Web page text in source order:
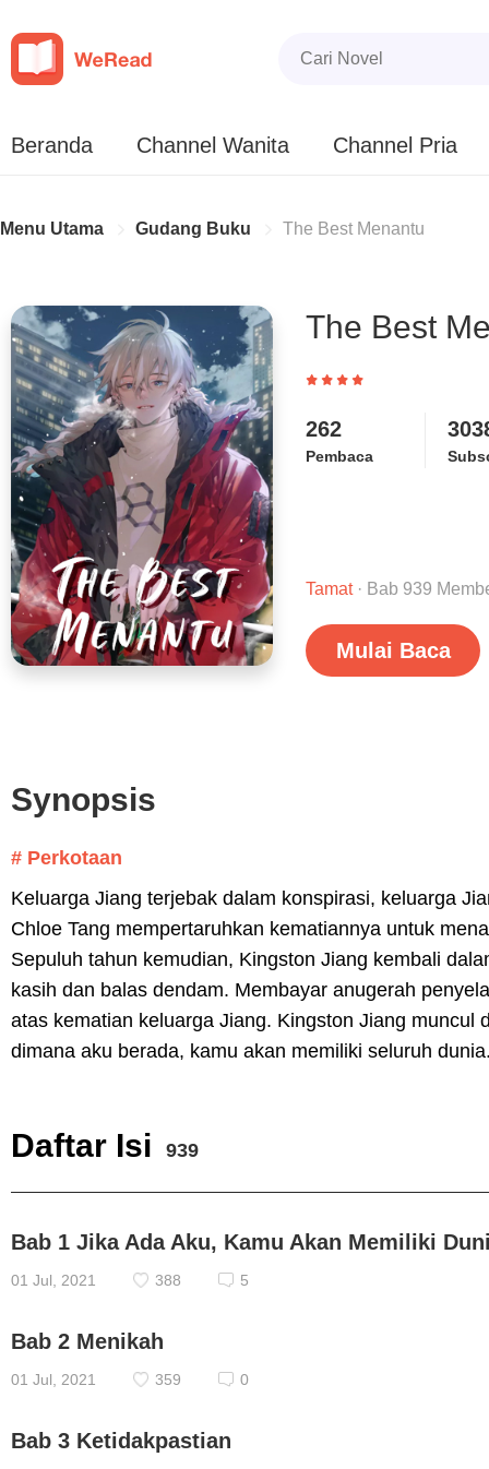
Beranda Channel Wanita Channel Pria
Menu Utama Gudang Buku The Best Menantu
The Best
262
Pembaca
Tamat· Bab 939
Mulai Baca
Synopsis
# Perkotaan
Keluarga Jiang terjebak dalam konspirasi, keluarga
Chloe Tang mempertaruhkan kematiannya untuk
Sepuluh tahun kemudian, Kingston Jiang kembali
kasih dan balas dendam. Membayar anugerah
atas kematian keluarga Jiang. Kingston Jiang muncul
dimana aku berada, kamu akan memiliki seluruh
Daftar Isi 939
Bab 1 Jika Ada Aku, Kamu Akan Memiliki
01 Jul, 2021 388 5
Bab 2 Menikah
01 Jul, 2021 359 0
Bab 3 Ketidakpastian